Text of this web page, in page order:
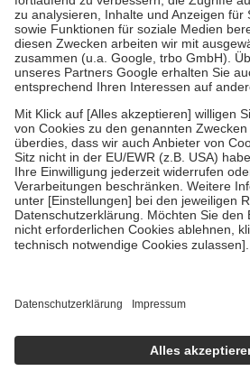
Bei Heilmitteln und häuslicher
Zuzahlung zehn Prozent der Kosten
Verordnung.
Um das Engagement der Versicherten für
stärken und die besondere Stellung der
fallenkeine Zuzahlungenan bei:
• Kindern und Jugendlichen bis zum
mit Ausnahme der Fahrkosten
• Untersuchungen zur Vorsorge und
GKV getragen werden
• empfohlenen Schutzimpfungen
• Harn- und Blutteststreifen
getroffen, um sicherzustellen, dass es sich
https://help.etrusted.com/hc/de/articles/